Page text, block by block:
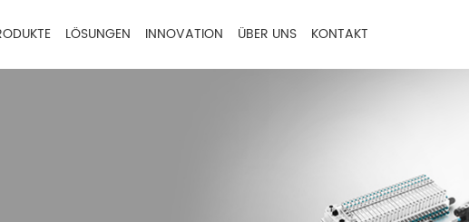
LÖSUNGEN INNOVATION ÜBER UNS KONTAKT